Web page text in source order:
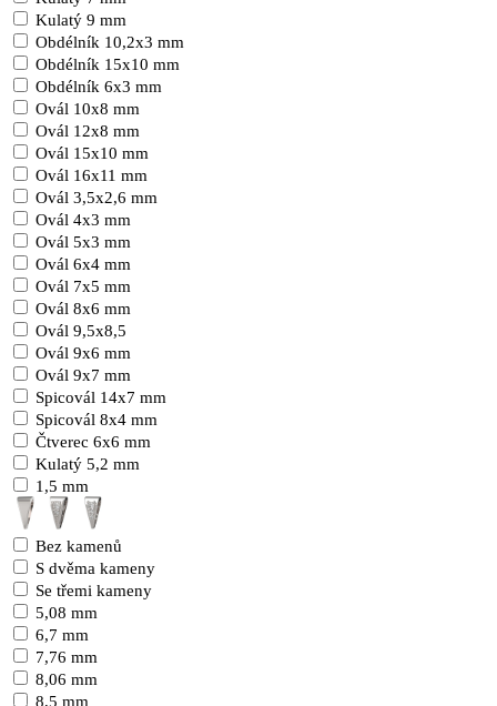
Kulatý 9 mm
Obdélník 10,2x3 mm
Obdélník 15x10 mm
Obdélník 6x3 mm
Ovál 10x8 mm
Ovál 12x8 mm
Ovál 15x10 mm
Ovál 16x11 mm
Ovál 3,5x2,6 mm
Ovál 4x3 mm
Ovál 5x3 mm
Ovál 6x4 mm
Ovál 7x5 mm
Ovál 8x6 mm
Ovál 9,5x8,5
Ovál 9x6 mm
Ovál 9x7 mm
Spicovál 14x7 mm
Spicovál 8x4 mm
Čtverec 6x6 mm
Kulatý 5,2 mm
1,5 mm
Bez kamenů
S dvěma kameny
Se třemi kameny
5,08 mm
6,7 mm
7,76 mm
8,06 mm
8,5 mm